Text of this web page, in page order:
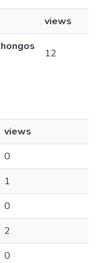
views
12
views
0
1
0
2
0